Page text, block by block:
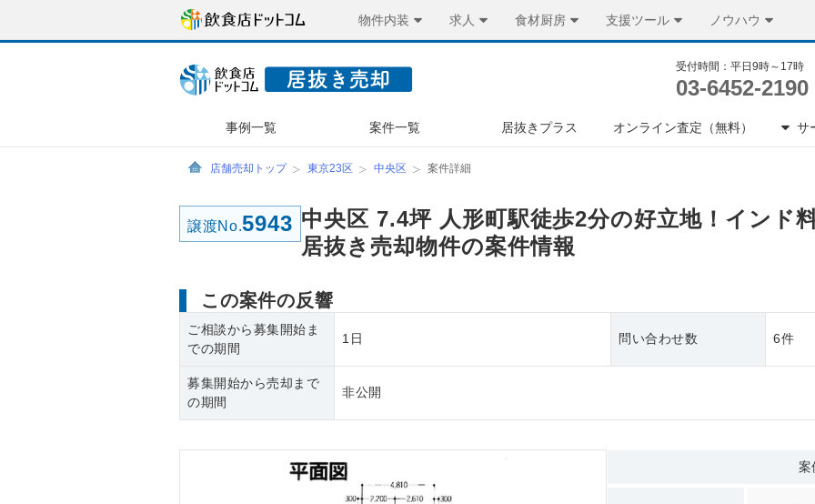
物件内装 求人 食材厨房 支援ツール ノウハウ
受付時間：平日9時～17時
03-6452-2190
事例一覧 案件一覧 居抜きプラス オンライン査定（無料） サ
店舗売却トップ 東京23区 中央区 案件詳細
譲渡No.5943 中央区 7.4坪 人形町駅徒歩2分の好立地！インド
居抜き売却物件の案件情報
この案件の反響
ご相談から募集開始ま
での期間
1日 問い合わせ数 6件
募集開始から売却まで
の期間
非公開
案